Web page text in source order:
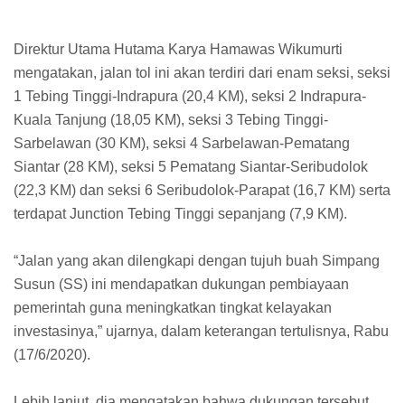
Direktur Utama Hutama Karya Hamawas Wikumurti
mengatakan, jalan tol ini akan terdiri dari enam seksi, seksi
1 Tebing Tinggi-Indrapura (20,4 KM), seksi 2 Indrapura-
Kuala Tanjung (18,05 KM), seksi 3 Tebing Tinggi-
Sarbelawan (30 KM), seksi 4 Sarbelawan-Pematang
Siantar (28 KM), seksi 5 Pematang Siantar-Seribudolok
(22,3 KM) dan seksi 6 Seribudolok-Parapat (16,7 KM) serta
terdapat Junction Tebing Tinggi sepanjang (7,9 KM).
“Jalan yang akan dilengkapi dengan tujuh buah Simpang
Susun (SS) ini mendapatkan dukungan pembiayaan
pemerintah guna meningkatkan tingkat kelayakan
investasinya,” ujarnya, dalam keterangan tertulisnya, Rabu
(17/6/2020).